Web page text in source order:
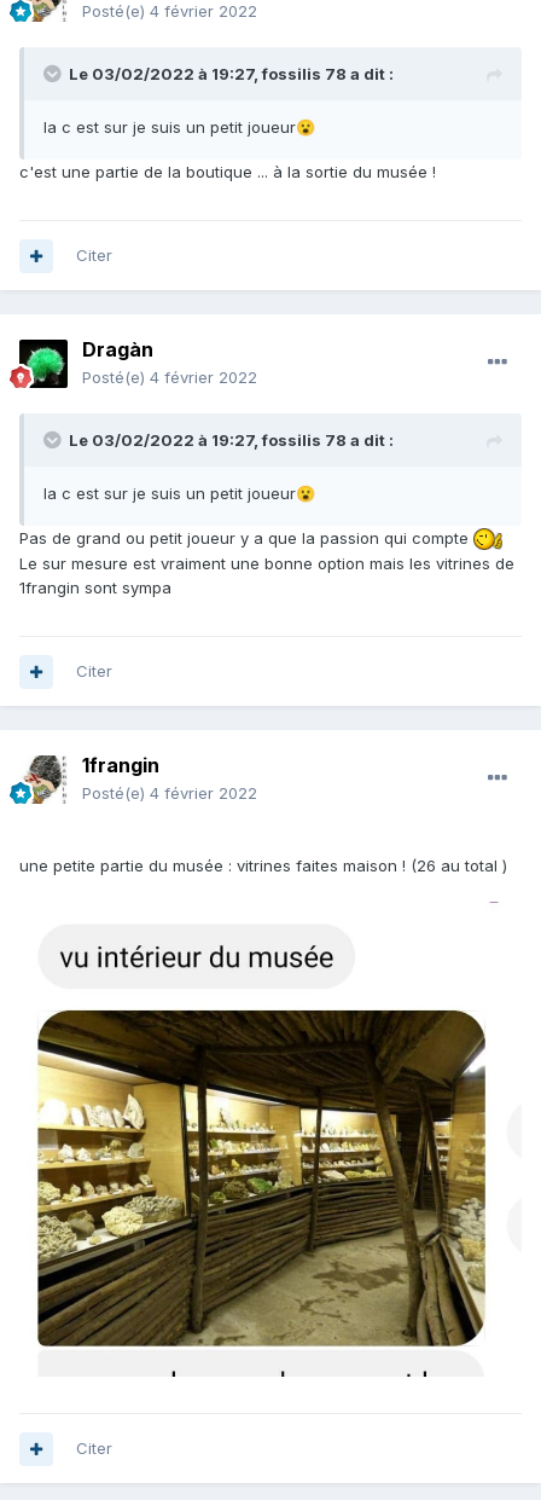
Posté(e) 4 février 2022
Le 03/02/2022 à 19:27,fossilis 78 a dit :
la c est sur je suis un petit joueur😮
c'est une partie de la boutique ... à la sortie du musée !
Citer
Dragàn
Posté(e) 4 février 2022
Le 03/02/2022 à 19:27,fossilis 78 a dit :
la c est sur je suis un petit joueur😮
Pas de grand ou petit joueur y a que la passion qui compte
Le sur mesure est vraiment une bonne option mais les vitrines de
1frangin sont sympa
Citer
1frangin
Posté(e) 4 février 2022
une petite partie du musée : vitrines faites maison ! (26 au total )
Citer